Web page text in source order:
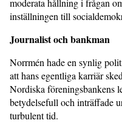
moderata hållning i frågan
inställningen till
Journalist och bankman
Norrmén hade en synlig
att hans egentliga karriär
Nordiska föreningsbankens
betydelsefull och inträffade
turbulent tid.